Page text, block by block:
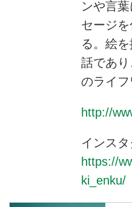
ンや言
セージ
る。絵
話であ
のライフ
http://
インスタ
https://
ki_enku/